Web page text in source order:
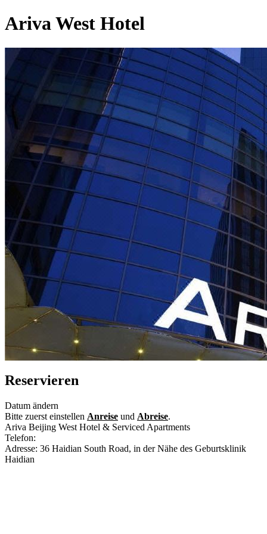
Ariva West Hotel
Reservieren
Datum ändern
Bitte zuerst einstellen Anreise und Abreise.
Ariva Beijing West Hotel & Serviced Apartments
Telefon:
Adresse: 36 Haidian South Road, in der Nähe des Geburtsklinik
Haidian